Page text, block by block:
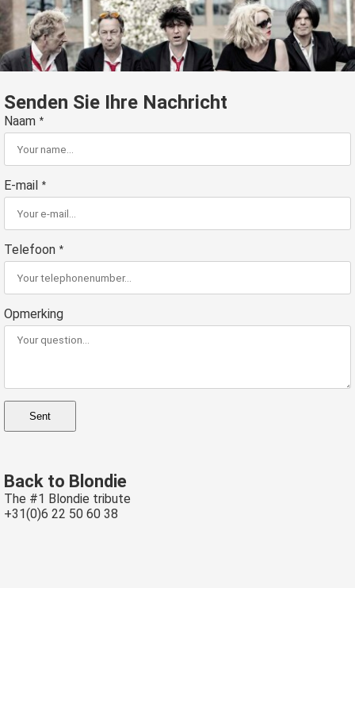
Senden Sie Ihre Nachricht
Naam *
E-mail *
Telefoon *
Opmerking
Sent
Back to Blondie
The #1 Blondie tribute
+31(0)6 22 50 60 38